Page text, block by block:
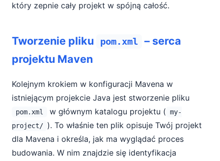
który zepnie cały projekt w spójną całość.
Tworzenie pliku pom.xml – serca
projektu Maven
Kolejnym krokiem w konfiguracji Mavena w
istniejącym projekcie Java jest stworzenie pliku
pom.xml w głównym katalogu projektu ( my-
project/ ). To właśnie ten plik opisuje Twój projekt
dla Mavena i określa, jak ma wyglądać proces
budowania. W nim znajdzie się identyfikacja